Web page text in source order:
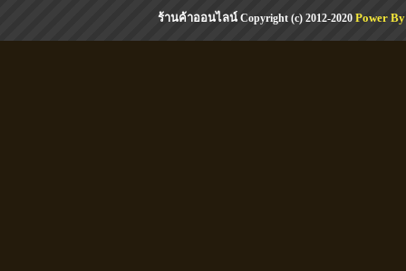
ร้านค้าออนไลน์ Copyright (c) 2012-2020Power